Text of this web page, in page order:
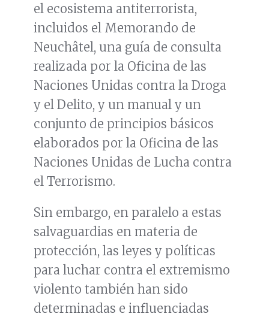
el ecosistema antiterrorista,
incluidos el Memorando de
Neuchâtel, una guía de consulta
realizada por la Oficina de las
Naciones Unidas contra la Droga
y el Delito, y un manual y un
conjunto de principios básicos
elaborados por la Oficina de las
Naciones Unidas de Lucha contra
el Terrorismo.
Sin embargo, en paralelo a estas
salvaguardias en materia de
protección, las leyes y políticas
para luchar contra el extremismo
violento también han sido
determinadas e influenciadas